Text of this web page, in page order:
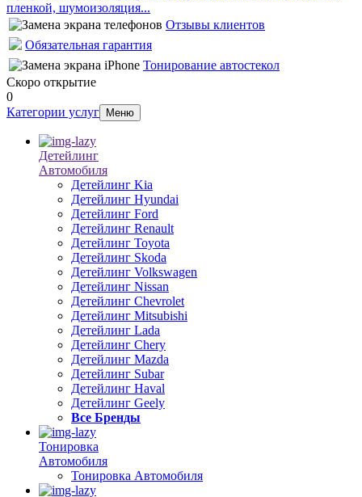
пленкой, шумоизоляция...
Отзывы клиентов
Обязательная гарантия
Тонирование автостекол
Скоро открытие
0
Категории услуг
Меню
Детейлинг
Автомобиля
Детейлинг Kia
Детейлинг Hyundai
Детейлинг Ford
Детейлинг Renault
Детейлинг Toyota
Детейлинг Skoda
Детейлинг Volkswagen
Детейлинг Nissan
Детейлинг Chevrolet
Детейлинг Mitsubishi
Детейлинг Lada
Детейлинг Chery
Детейлинг Mazda
Детейлинг Subar
Детейлинг Haval
Детейлинг Geely
Все Бренды
Тонировка
Автомобиля
Тонировка Автомобиля